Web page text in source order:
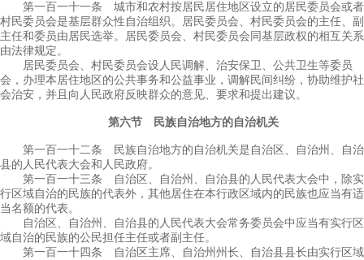
第一百一十一条 城市和农村按居民居住地区设立的居民委员会或者
村民委员会是基层群众性自治组织。居民委员会、村民委员会的主任、副
主任和委员由居民选举。居民委员会、村民委员会同基层政权的相互关系
由法律规定。
居民委员会、村民委员会设人民调解、治安保卫、公共卫生等委员
会，办理本居住地区的公共事务和公益事业，调解民间纠纷，协助维护社
会治安，并且向人民政府反映群众的意见、要求和提出建议。
第六节 民族自治地方的自治机关
第一百一十二条 民族自治地方的自治机关是自治区、自治州、自治
县的人民代表大会和人民政府。
第一百一十三条 自治区、自治州、自治县的人民代表大会中，除实
行区域自治的民族的代表外，其他居住在本行政区域内的民族也应当有适
当名额的代表。
自治区、自治州、自治县的人民代表大会常务委员会中应当有实行区
域自治的民族的公民担任主任或者副主任。
第一百一十四条 自治区主席、自治州州长、自治县县长由实行区域